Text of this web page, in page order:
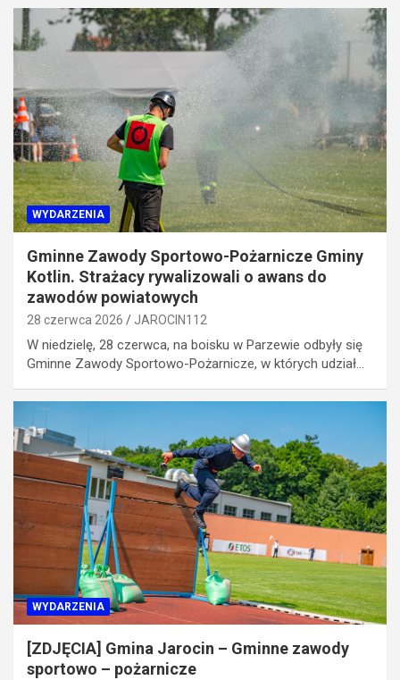
WYDARZENIA
Gminne Zawody Sportowo-Pożarnicze Gminy
Kotlin. Strażacy rywalizowali o awans do
zawodów powiatowych
28 czerwca 2026 JAROCIN112
W niedzielę, 28 czerwca, na boisku w Parzewie odbyły się
Gminne Zawody Sportowo-Pożarnicze, w których udział…
WYDARZENIA
[ZDJĘCIA] Gmina Jarocin – Gminne zawody
sportowo – pożarnicze